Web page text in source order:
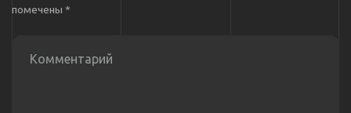
помечены *